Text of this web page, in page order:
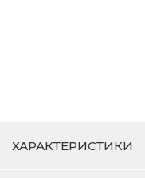
ХАРАКТЕРИСТИКИ